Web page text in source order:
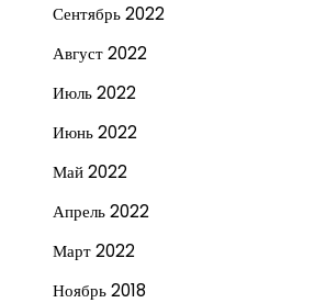
Сентябрь 2022
Август 2022
Июль 2022
Июнь 2022
Май 2022
Апрель 2022
Март 2022
Ноябрь 2018